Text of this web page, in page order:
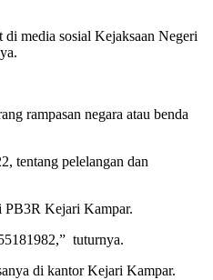
media sosial Kejaksaan Negeri
rampasan negara atau benda
tentang pelelangan dan
PB3R Kejari Kampar.
tuturnya.
di kantor Kejari Kampar.